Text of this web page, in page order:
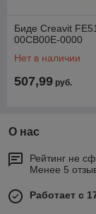
Биде Creavit
00CB00E-0000
Нет в наличии
507,99 руб.
О нас
Рейтинг не
Менее 5
Работает с